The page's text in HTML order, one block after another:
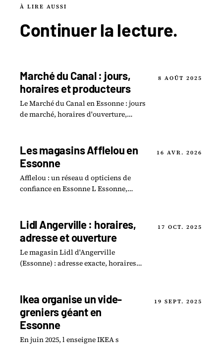
À LIRE AUSSI
Continuer lalecture.
Marché du Canal : jours,
horaires et producteurs
Le Marché du Canal en Essonne : jours
de marché, horaires d'ouverture,
8 AOÛT 2025
Les magasins Afflelou en
Essonne
Afflelou : un réseau d opticiens de
confiance en Essonne L Essonne,
du groupe Alain.
16 AVR. 2026
Lidl Angerville : horaires,
adresse et ouverture
Le magasin Lidl d'Angerville
(Essonne) : adresse exacte, horaires
17 OCT. 2025
Ikea organise un vide-
greniers géant en
Essonne
En juin 2025, l enseigne IKEA s
19 SEPT. 2025